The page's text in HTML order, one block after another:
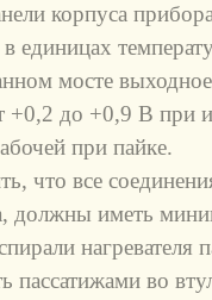
корпуса
единицах
мосте
+0,2 до +0,9 В при
при пайке.
что все
должны иметь
нагревателя
пассатижами во